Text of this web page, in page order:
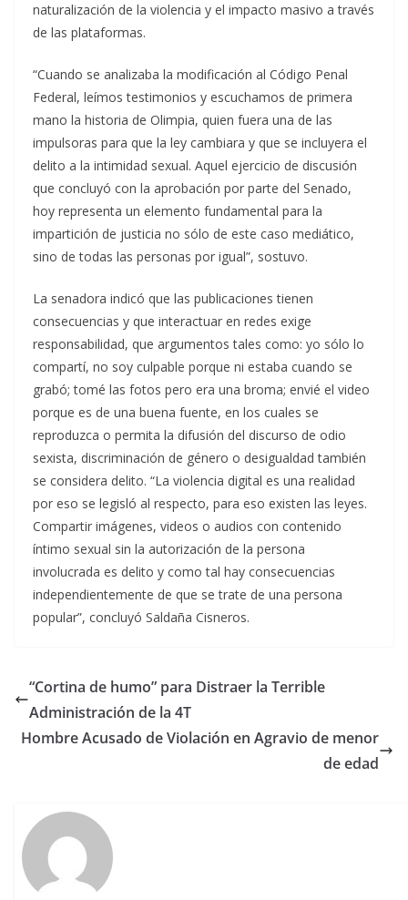
naturalización de la violencia y el impacto masivo a través
de las plataformas.
“Cuando se analizaba la modificación al Código Penal
Federal, leímos testimonios y escuchamos de primera
mano la historia de Olimpia, quien fuera una de las
impulsoras para que la ley cambiara y que se incluyera el
delito a la intimidad sexual. Aquel ejercicio de discusión
que concluyó con la aprobación por parte del Senado,
hoy representa un elemento fundamental para la
impartición de justicia no sólo de este caso mediático,
sino de todas las personas por igual”, sostuvo.
La senadora indicó que las publicaciones tienen
consecuencias y que interactuar en redes exige
responsabilidad, que argumentos tales como: yo sólo lo
compartí, no soy culpable porque ni estaba cuando se
grabó; tomé las fotos pero era una broma; envié el video
porque es de una buena fuente, en los cuales se
reproduzca o permita la difusión del discurso de odio
sexista, discriminación de género o desigualdad también
se considera delito. “La violencia digital es una realidad
por eso se legisló al respecto, para eso existen las leyes.
Compartir imágenes, videos o audios con contenido
íntimo sexual sin la autorización de la persona
involucrada es delito y como tal hay consecuencias
independientemente de que se trate de una persona
popular”, concluyó Saldaña Cisneros.
“Cortina de humo” para Distraer la Terrible
Administración de la 4T
Hombre Acusado de Violación en Agravio de menor
de edad